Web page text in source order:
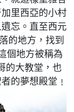
里西亞的小村
忘。直至西元
的地方，找到
個地方被稱為
的大教堂，也
的夢想殿堂﹗